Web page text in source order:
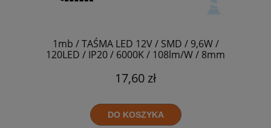
1mb / TAŚMA LED 12V / SMD / 9,6W /
120LED / IP20 / 6000K / 108lm/W / 8mm
17,60 zł
DO KOSZYKA